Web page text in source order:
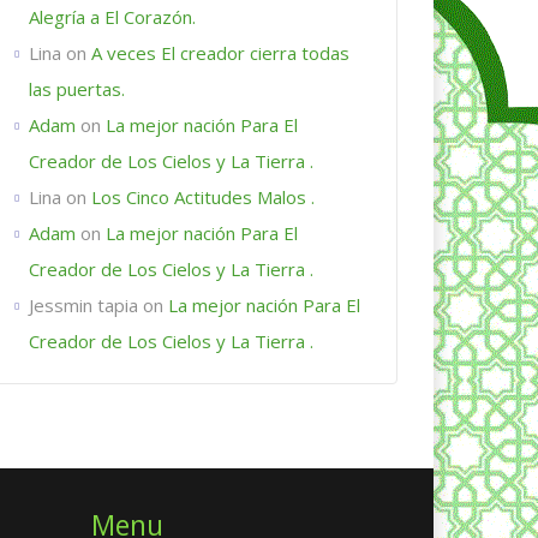
Alegría a El Corazón.
Lina on A veces El creador cierra todas
las puertas.
Adam on La mejor nación Para El
Creador de Los Cielos y La Tierra .
Lina on Los Cinco Actitudes Malos .
Adam on La mejor nación Para El
Creador de Los Cielos y La Tierra .
Jessmin tapia on La mejor nación Para El
Creador de Los Cielos y La Tierra .
Menu